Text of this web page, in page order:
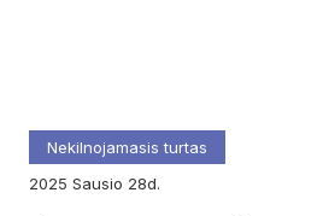
Nekilnojamasis turtas
2025
sausio 28d.